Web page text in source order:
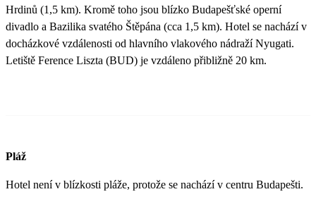
Hrdinů (1,5 km). Kromě toho jsou blízko Budapešťské operní
divadlo a Bazilika svatého Štěpána (cca 1,5 km). Hotel se nachází v
docházkové vzdálenosti od hlavního vlakového nádraží Nyugati.
Letiště Ference Liszta (BUD) je vzdáleno přibližně 20 km.
Pláž
Hotel není v blízkosti pláže, protože se nachází v centru Budapešti.